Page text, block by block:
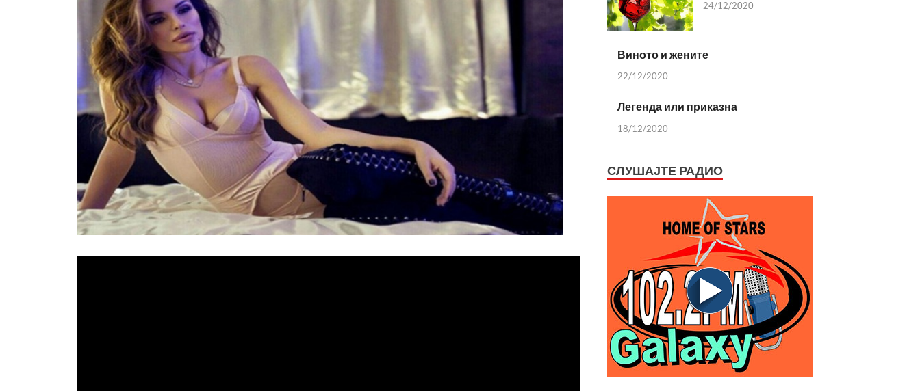
24/12/2020
Виното и жените
22/12/2020
Легенда или приказна
18/12/2020
СЛУШАЈТЕ РАДИО